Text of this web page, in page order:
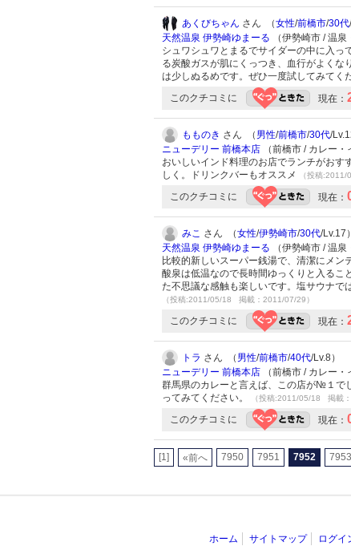
あくびちゃん さん （女性/前橋市/30代
天然温泉 伊勢崎ゆまーる （伊勢崎市 / 温泉
シュワシュワとまるでサイダーの中に入っ
る炭酸ガスが肌にくっつき、血行がよく
は少しぬるめです。ぜひ一度試してみてく
このクチコミに 現在：
もものき さん （ 男性/前橋市/30代/
ニューデリー 前橋本店 （前橋市 / カレー・
おいしいインド料理のお店でランチがお
しく。ドリンクバーもオススメ
（投稿
このクチコミに 現在：
みこ さん （女性/伊勢崎市/30代/Lv.17）
天然温泉 伊勢崎ゆまーる （伊勢崎市 / 温泉
比較的新しいスーパー銭湯で、清潔にメ
酸泉は低温なので長時間ゆっくりと入るこ
た不思議な感触も楽しいです。塩サウナで
（投稿:2011/05/18 掲載：2011/07/29）
このクチコミに 現在：
トラ さん （ 男性/前橋市/40代/Lv.8）
ニューデリー 前橋本店 （前橋市 / カレー・
群馬県のカレーと言えば、この店が№１で
ってみてください。
（投稿:2011/05/18 掲載
このクチコミに 現在：
[1] «前へ 7950 7951 7952 7953
ホーム サイトマップ ログイ